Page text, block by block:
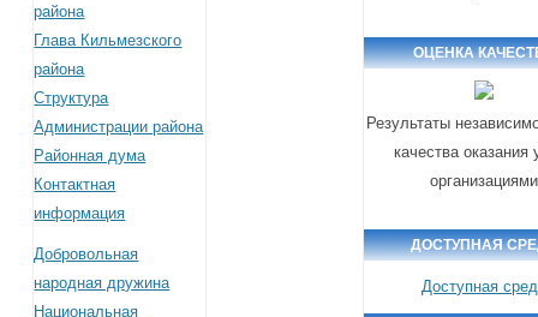
района
Глава Кильмезского
района
Структура
Администрации района
Районная дума
Контактная
информация
Добровольная
народная дружина
Национальная
ОЦЕНКА
Результаты
качества оказания
организациями
ДОСТУПНАЯ
Доступная